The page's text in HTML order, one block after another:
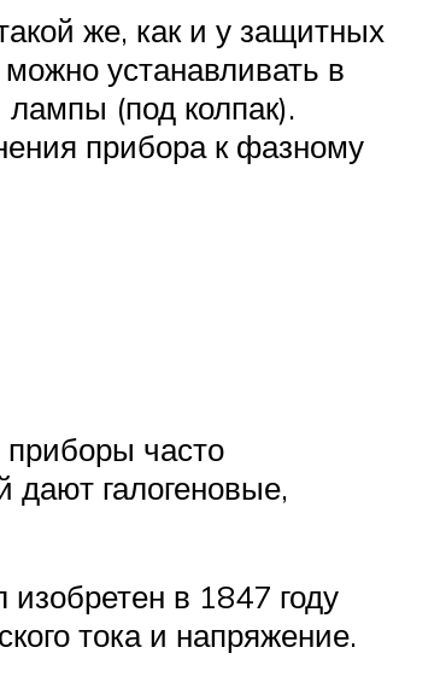
же, как и у защитных
устанавливать в
лампы (под колпак).
прибора к фазному
приборы часто
дают галогеновые,
в 1847 году
тока и напряжение.